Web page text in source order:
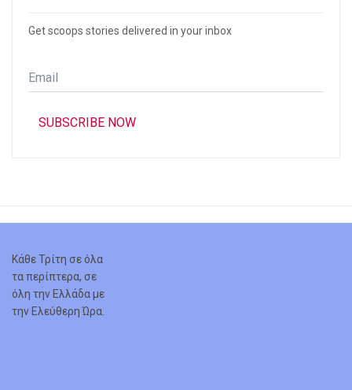
Get scoops stories delivered in your inbox
Email
*
SUBSCRIBE NOW
Κάθε Τρίτη σε όλα
τα περίπτερα, σε
όλη την Ελλάδα με
την Ελεύθερη Ώρα.